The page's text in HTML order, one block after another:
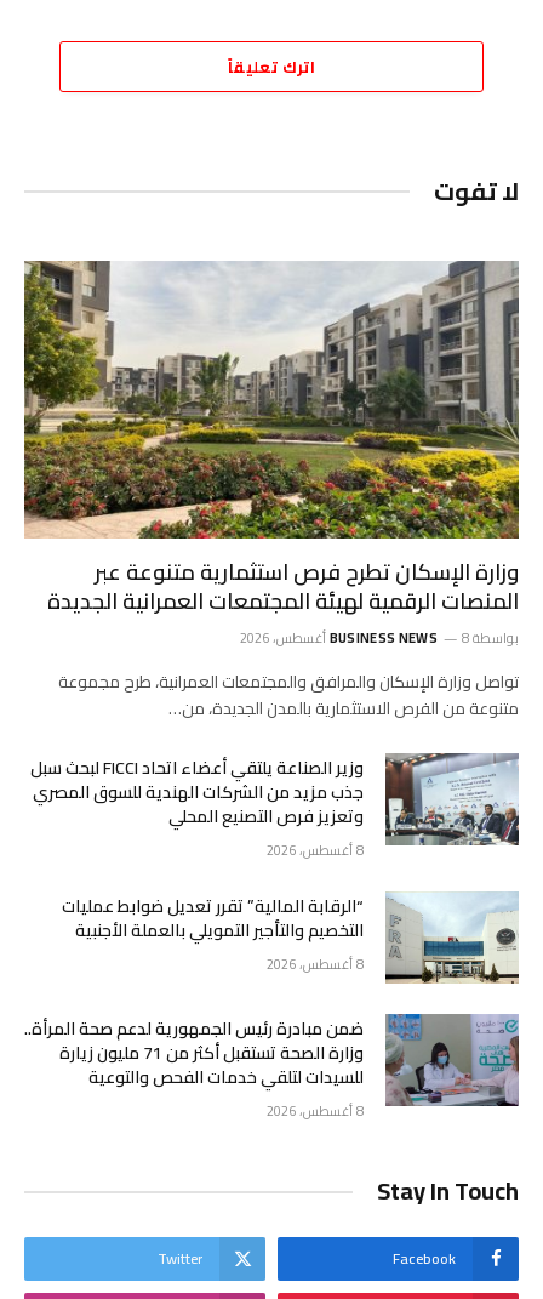
اترك تعليقاً
لا تفوت
وزارة الإسكان تطرح فرص استثمارية متنوعة عبر
المنصات الرقمية لهيئة المجتمعات العمرانية الجديدة
بواسطة BUSINESS NEWS 8 أغسطس، 2026
تواصل وزارة الإسكان والمرافق والمجتمعات العمرانية، طرح مجموعة
متنوعة من الفرص الاستثمارية بالمدن الجديدة، من…
وزير الصناعة يلتقي أعضاء اتحاد FICCI لبحث سبل
جذب مزيد من الشركات الهندية للسوق المصري
وتعزيز فرص التصنيع المحلي
8 أغسطس، 2026
“الرقابة المالية” تقرر تعديل ضوابط عمليات
التخصيم والتأجير التمويلي بالعملة الأجنبية
8 أغسطس، 2026
ضمن مبادرة رئيس الجمهورية لدعم صحة المرأة..
وزارة الصحة تستقبل أكثر من 71 مليون زيارة
للسيدات لتلقي خدمات الفحص والتوعية
8 أغسطس، 2026
Stay In Touch
Facebook
Twitter